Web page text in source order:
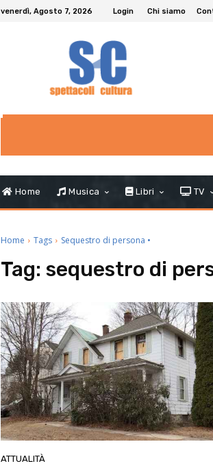
venerdì, Agosto 7, 2026 Login Chi siamo
Home Musica Libri TV
Home Tags Sequestro di persona •
Tag: sequestro di
ATTUALITÀ